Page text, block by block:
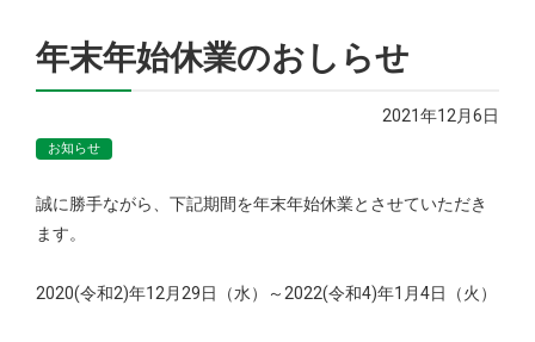
年末年始休業のおしらせ
2021年12月6日
お知らせ
誠に勝手ながら、下記期間を年末年始休業とさせていただき
ます。
2020(令和2)年12月29日（水）～2022(令和4)年1月4日（火）